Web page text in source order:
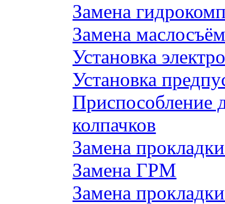
Замена
Замена
Установка
Установка
Приспособление
колпачков
Замена
Замена ГРМ
Замена